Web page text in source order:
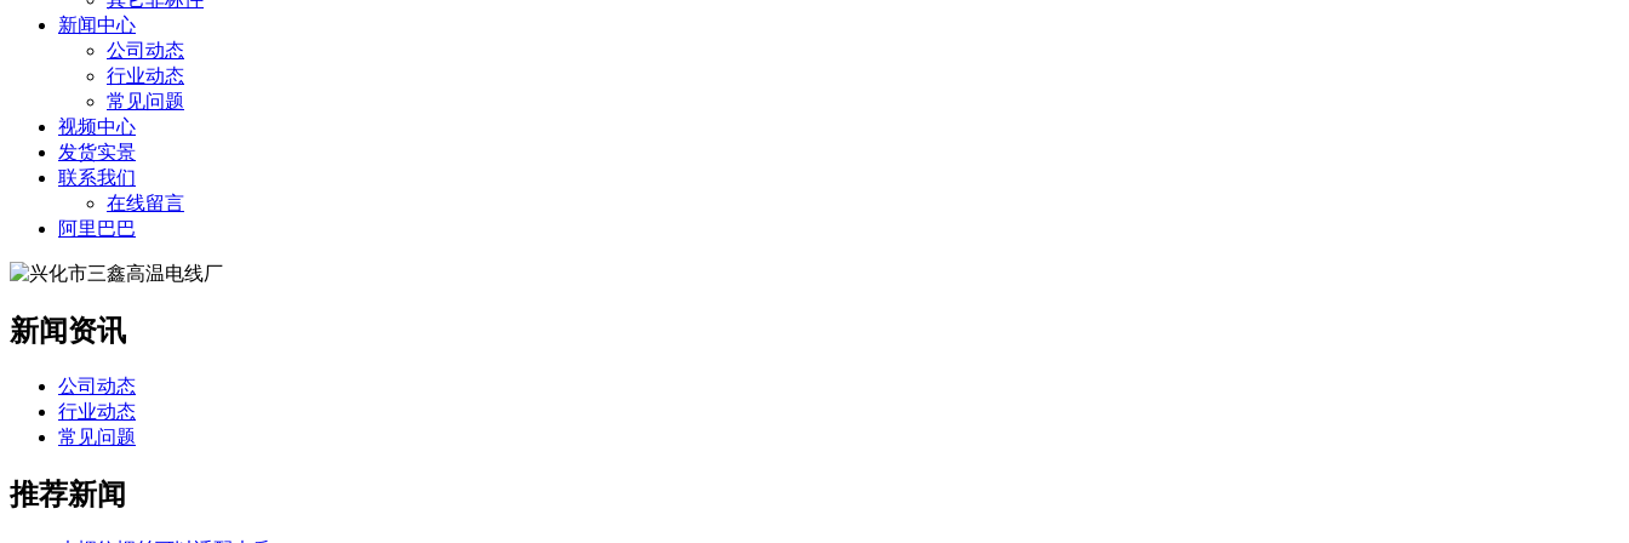
新闻中心
公司动态
行业动态
常见问题
视频中心
发货实景
联系我们
在线留言
阿里巴巴
新闻资讯
公司动态
行业动态
常见问题
推荐新闻